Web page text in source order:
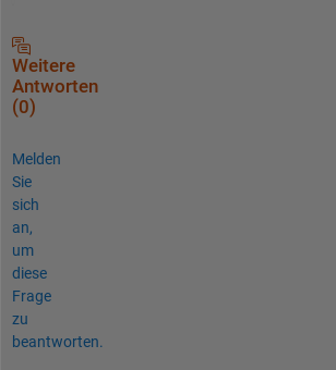
Weitere
Antworten
(0)
Melden
Sie
sich
an,
um
diese
Frage
zu
beantworten.